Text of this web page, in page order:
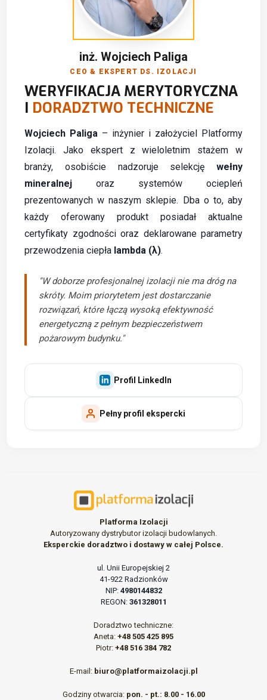
WERYFIKACJA MERYTORYCZNA
I DORADZTWO TECHNICZNE
Wojciech Paliga – inżynier i założyciel Platformy
Izolacji. Jako ekspert z wieloletnim stażem w
branży, osobiście nadzoruje selekcję wełny
mineralnej oraz systemów ociepleń
prezentowanych w naszym sklepie. Dba o to, aby
każdy oferowany produkt posiadał aktualne
certyfikaty zgodności oraz deklarowane parametry
przewodzenia ciepła lambda (λ).
"W doborze profesjonalnej izolacji nie ma dróg na
skróty. Moim priorytetem jest dostarczanie
rozwiązań, które łączą wysoką efektywność
energetyczną z pełnym bezpieczeństwem
pożarowym budynku."
Profil LinkedIn
Pełny profil ekspercki
inż. Wojciech Paliga
CEO & EKSPERT DS. IZOLACJI
Platforma Izolacji
Autoryzowany dystrybutor izolacji budowlanych.
Eksperckie doradztwo i dostawy w całej Polsce.
ul. Unii Europejskiej 2
41-922 Radzionków
NIP: 4980144832
REGON: 361328011
Doradztwo techniczne:
Aneta: +48 505 425 895
Piotr: +48 516 384 782
E-mail: biuro@platformaizolacji.pl
Godziny otwarcia: pon. - pt.: 8.00 - 16.00